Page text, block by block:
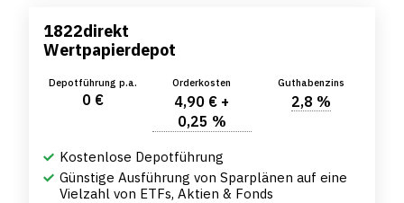
1822direkt
Wertpapierdepot
Depotführung p.a.
0 €
Orderkosten
4,90 € +
0,25 %
Guthabenzins
2,8 %
Kostenlose Depotführung
Günstige Ausführung von Sparplänen auf eine
Vielzahl von ETFs, Aktien & Fonds